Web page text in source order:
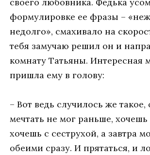
формулировке ее фразы –
недолго», смахивало на
тебя замучаю решил он и
комнату Татьяны. Интересная
пришла ему в голову:
– Вот ведь случилось же такое,
мечтать не мог раньше,
хочешь с сеструхой, а завтра
обеими сразу. И прятаться, и